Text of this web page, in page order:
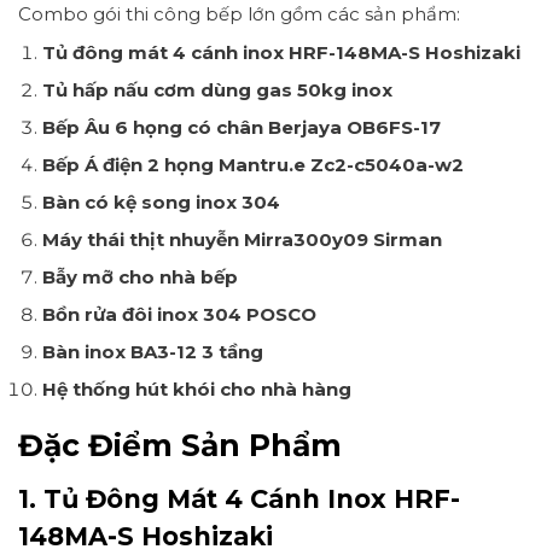
Combo gói thi công bếp lớn gồm các sản phẩm:
Tủ đông mát 4 cánh inox HRF-148MA-S Hoshizaki
Tủ hấp nấu cơm dùng gas 50kg inox
Bếp Âu 6 họng có chân Berjaya OB6FS-17
Bếp Á điện 2 họng Mantru.e Zc2-c5040a-w2
Bàn có kệ song inox 304
Máy thái thịt nhuyễn Mirra300y09 Sirman
Bẫy mỡ cho nhà bếp
Bồn rửa đôi inox 304 POSCO
Bàn inox BA3-12 3 tầng
Hệ thống hút khói cho nhà hàng
Đặc Điểm Sản Phẩm
1. Tủ Đông Mát 4 Cánh Inox HRF-
148MA-S Hoshizaki